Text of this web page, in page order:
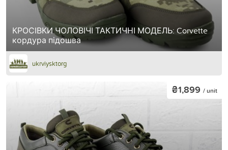
КРОСІВКИ ЧОЛОВІЧІ ТАКТИЧНІ МОДЕЛЬ: Corvette
кордура підошва
ukrviysktorg
₴1,899 / unit